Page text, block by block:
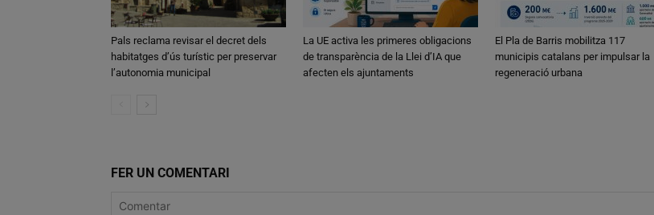
Pals reclama revisar el decret dels
habitatges d’ús turístic per preservar
l’autonomia municipal
La UE activa les primeres obligacions
de transparència de la Llei d’IA que
afecten els ajuntaments
El Pla de Barris mobilitza 117
municipis catalans per impulsar la
regeneració urbana
FER UN COMENTARI